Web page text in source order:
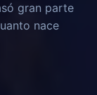
gran parte
nace